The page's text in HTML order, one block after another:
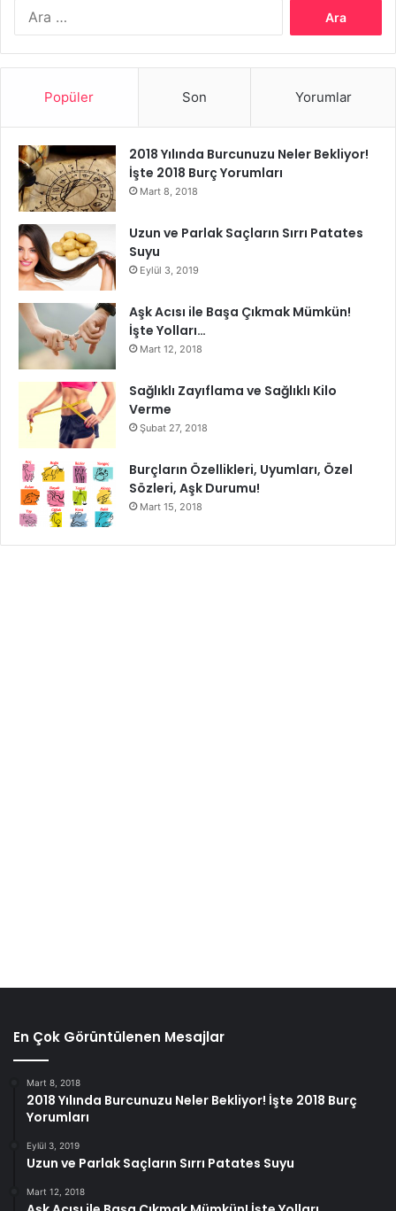
bir kıvama geldiğini anlayacaksınız. Karışımı isterseniz,
Karbonatlı Maske Tarifi
Malzemeler:
2 çay kaşığı bal
2 çay kaşığı limon suyu
2 çay kaşığı karbonat
Malzemeler:
Popüler Son Yorumlar
2018 Yılında Burcunuzu Neler Bekliyor!
İşte 2018 Burç Yorumları
Mart 8, 2018
Uzun ve Parlak Saçların Sırrı Patates
Suyu
Eylül 3, 2019
Aşk Acısı ile Başa Çıkmak Mümkün!
İşte Yolları…
Mart 12, 2018
Sağlıklı Zayıflama ve Sağlıklı Kilo
Verme
Şubat 27, 2018
Burçların Özellikleri, Uyumları, Özel
Sözleri, Aşk Durumu!
Mart 15, 2018
En Çok Görüntülenen Mesajlar
Mart 8, 2018
2018 Yılında Burcunuzu Neler Bekliyor! İşte 2018 Burç
Yorumları
Eylül 3, 2019
Uzun ve Parlak Saçların Sırrı Patates Suyu
Mart 12, 2018